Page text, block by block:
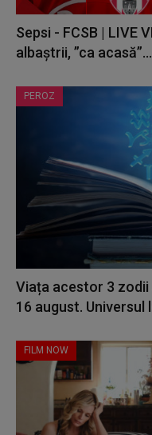
Sepsi - FCSB | LIVE
albaștrii, ”ca acasă”...
PEROZ
Viața acestor 3 zodii
16 august. Universul
FILM NOW